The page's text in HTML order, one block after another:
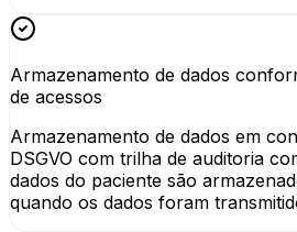
Armazenamento de dados
de acessos
Armazenamento de dados em
DSGVO com trilha de auditoria
dados do paciente são
quando os dados foram